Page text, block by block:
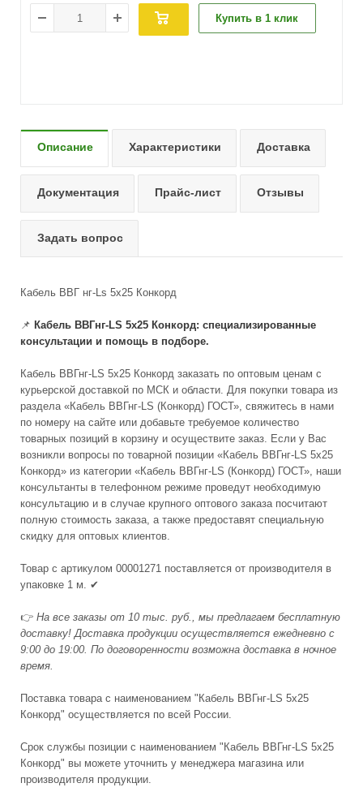
Купить в 1 клик
Описание Характеристики Доставка
Документация Прайс-лист Отзывы
Задать вопрос
Кабель ВВГ нг-Ls 5х25 Конкорд
📌 Кабель ВВГнг-LS 5x25 Конкорд: специализированные
консультации и помощь в подборе.
Кабель ВВГнг-LS 5x25 Конкорд заказать по оптовым ценам с
курьерской доставкой по МСК и области. Для покупки товара из
раздела «Кабель ВВГнг-LS (Конкорд) ГОСТ», свяжитесь в нами
по номеру на сайте или добавьте требуемое количество
товарных позиций в корзину и осуществите заказ. Если у Вас
возникли вопросы по товарной позиции «Кабель ВВГнг-LS 5x25
Конкорд» из категории «Кабель ВВГнг-LS (Конкорд) ГОСТ», наши
консультанты в телефонном режиме проведут необходимую
консультацию и в случае крупного оптового заказа посчитают
полную стоимость заказа, а также предоставят специальную
скидку для оптовых клиентов.
Товар с артикулом 00001271 поставляется от производителя в
упаковке 1 м. ✔
👉 На все заказы от 10 тыс. руб., мы предлагаем бесплатную
доставку! Доставка продукции осуществляется ежедневно с
9:00 до 19:00. По договоренности возможна доставка в ночное
время.
Поставка товара с наименованием "Кабель ВВГнг-LS 5x25
Конкорд" осуществляется по всей России.
Срок службы позиции с наименованием "Кабель ВВГнг-LS 5x25
Конкорд" вы можете уточнить у менеджера магазина или
производителя продукции.